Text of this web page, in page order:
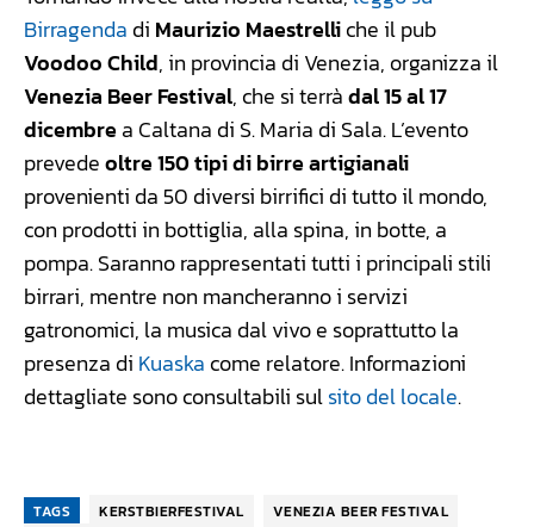
Birragenda di Maurizio Maestrelliche il pub
Voodoo Child, in provincia di Venezia, organizza il
Venezia Beer Festival, che si terràdal 15 al 17
dicembrea Caltana di S. Maria di Sala. L’evento
prevedeoltre 150 tipi di birre artigianali
provenienti da 50 diversi birrifici di tutto il mondo,
con prodotti in bottiglia, alla spina, in botte, a
pompa. Saranno rappresentati tutti i principali stili
birrari, mentre non mancheranno i servizi
gatronomici, la musica dal vivo e soprattutto la
presenza di Kuaska come relatore. Informazioni
dettagliate sono consultabili sulsito del locale.
TAGS KERSTBIERFESTIVAL
VENEZIA BEER FESTIVAL